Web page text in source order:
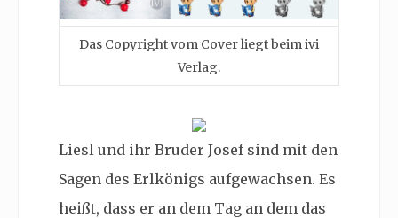
Das Copyright vom Cover liegt beim ivi
Verlag.
Liesl und ihr Bruder Josef sind mit den
Sagen des Erlkönigs aufgewachsen. Es
heißt, dass er an dem Tag an dem das